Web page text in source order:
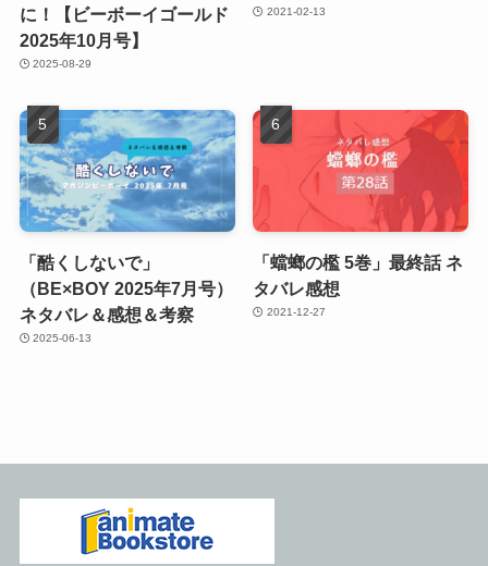
に！【ビーボーイゴールド
2025年10月号】
2025-08-29
2021-02-13
「酷くしないで」
（BE×BOY 2025年7月号）
ネタバレ＆感想＆考察
2025-06-13
「蟷螂の檻 5巻」最終話 ネ
タバレ感想
2021-12-27